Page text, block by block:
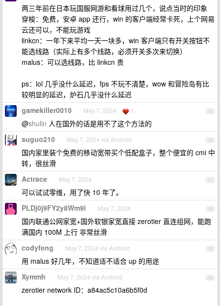
两三年前在日本玩国服网游和看球用过几个，说点当时的印象
穿梭：免费，安卓 app 还行，win 的客户端经常卡死，上个网易
云还可以，不能玩游戏
linkcn：一年下来平均一天一块多，win 客户端只有开关按钮不
能选线路（实际上有多个线路，必须开关多次来切换）
malus：可以选线路，比 linkcn 贵
ps：lol 几乎没什么延迟，fps 不玩不清楚，wow 和冒险岛有比
较明显的延迟，炉石几乎没什么延迟
15
gamekiller0010 May 7, 2024 1
@shulin 人在国外的话是用不了这个方法的
16
suguo210 May 7, 2024 via Android
国内家里装个免费的移动宽带买个低配盒子，整个便宜的 cmi 中
转，很丝滑
17
Actrace May 7, 2024
可以试试零维，用了快 10 年了。
18
PLDj0j9FY2y8Wm9i May 7, 2024
国内联通公网家宽+国外软银家宽直接 zerotier 直连组网，能跑
满国内 100M 上行 非常丝滑
19
codyfeng May 7, 2024 via Android
用 malus 好几年，不知道适不适合 up 的用途
20
Xymmh May 7, 2024 via Android
zerotier network ID：a84ac5c10a6b5f0d